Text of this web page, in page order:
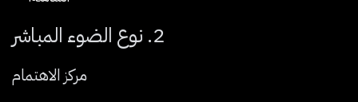
مركز الاهتمام